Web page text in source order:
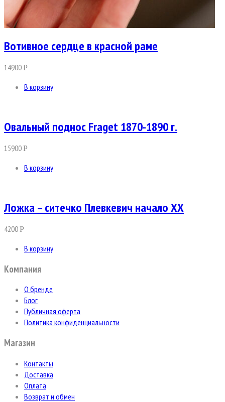
Вотивное сердце в красной раме
14900Р
В корзину
Овальный поднос Fraget 1870-1890 г.
15900Р
В корзину
Ложка – ситечко Плевкевич начало ХХ
4200Р
В корзину
Компания
О бренде
Блог
Публичная оферта
Политика конфиденциальности
Магазин
Контакты
Доставка
Оплата
Возврат и обмен